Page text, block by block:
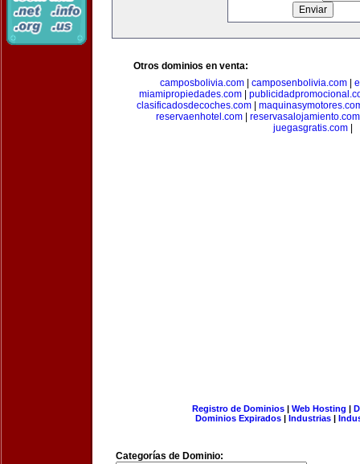
Otros dominios en venta:
camposbolivia.com| camposenbolivia.com|
miamipropiedades.com
clasificadosdecoches.com
reservaenhotel.com| reservasalojamiento.com
juegasgratis.com|
Registro de Dominios| Web Hosting |
Dominios Expirados | Industrias |
Categorías de Dominio: